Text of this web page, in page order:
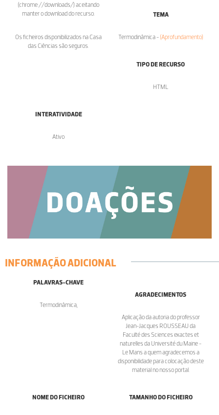
(chrome://downloads/) aceitando
manter o download do recurso.
Os ficheiros disponibilizados na Casa
das Ciências são seguros.
TEMA
Termodinâmica - (Aprofundamento)
TIPO DE RECURSO
HTML
INTERATIVIDADE
Ativo
INFORMAÇÃO ADICIONAL
PALAVRAS-CHAVE
Termodinâmica,
AGRADECIMENTOS
Aplicação da autoria do professor
Jean-Jacques ROUSSEAU da
Faculté des Sciences exactes et
naturelles da Université du Maine -
Le Mans a quem agradecemos a
disponibilidade para colocação deste
material no nosso portal.
NOME DO FICHEIRO TAMANHO DO FICHEIRO